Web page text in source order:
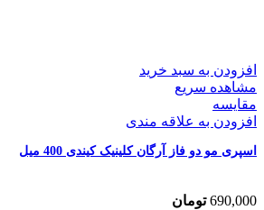
افزودن به سبد خرید
مشاهده سریع
مقایسه
افزودن به علاقه مندی
اسپری مو دو فاز آرگان کلینیک کیندی 400 میل
690,000 تومان